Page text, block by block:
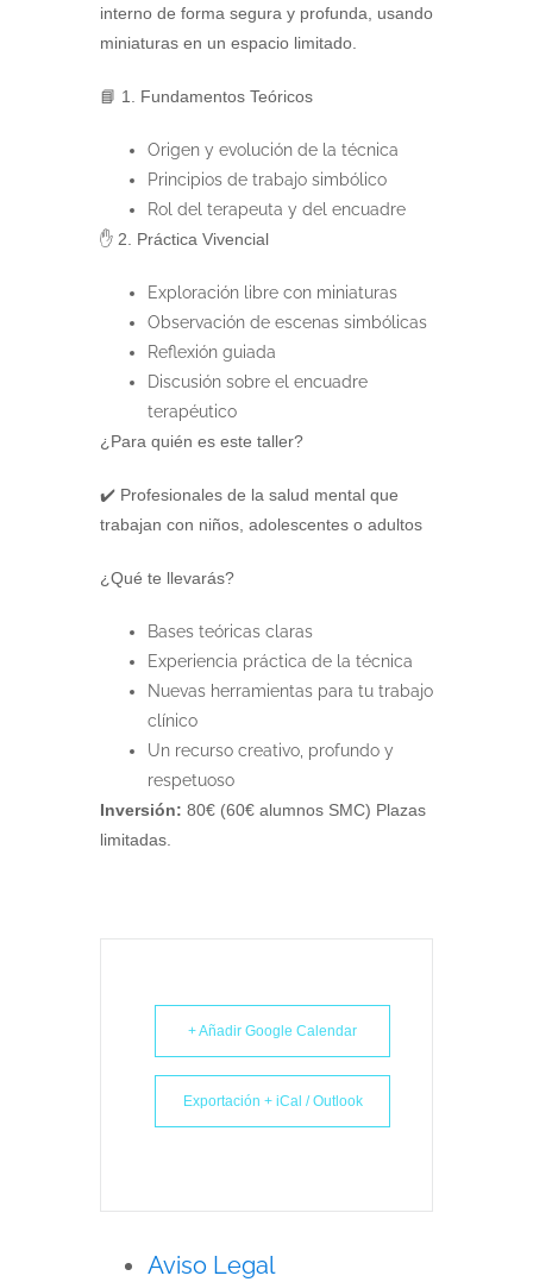
interno de forma segura y profunda, usando
miniaturas en un espacio limitado.
📘 1. Fundamentos Teóricos
Origen y evolución de la técnica
Principios de trabajo simbólico
Rol del terapeuta y del encuadre
✋ 2. Práctica Vivencial
Exploración libre con miniaturas
Observación de escenas simbólicas
Reflexión guiada
Discusión sobre el encuadre
terapéutico
¿Para quién es este taller?
✔️ Profesionales de la salud mental que
trabajan con niños, adolescentes o adultos
¿Qué te llevarás?
Bases teóricas claras
Experiencia práctica de la técnica
Nuevas herramientas para tu trabajo
clínico
Un recurso creativo, profundo y
respetuoso
Inversión: 80€ (60€ alumnos SMC) Plazas
limitadas.
+ Añadir Google Calendar
Exportación + iCal / Outlook
Aviso Legal